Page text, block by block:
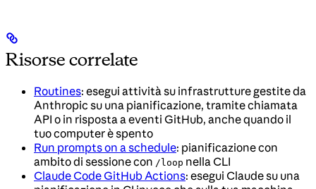
Risorse correlate
Routines: esegui attività su infrastrutture gestite da
Anthropic su una pianificazione, tramite chiamata
API o in risposta a eventi GitHub, anche quando il
tuo computer è spento
Run prompts on a schedule: pianificazione con
ambito di sessione con /loop nella CLI
Claude Code GitHub Actions: esegui Claude su una